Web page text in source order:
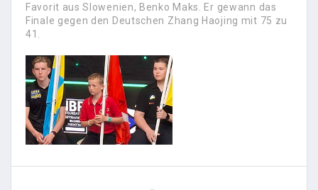
Favorit aus Slowenien, Benko Maks. Er gewann das
Finale gegen den Deutschen Zhang Haojing mit 75 zu
41.